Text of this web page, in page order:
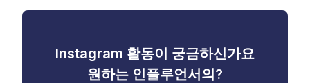
Instagram 활동이 궁금하신가요
원하는 인플루언서의?